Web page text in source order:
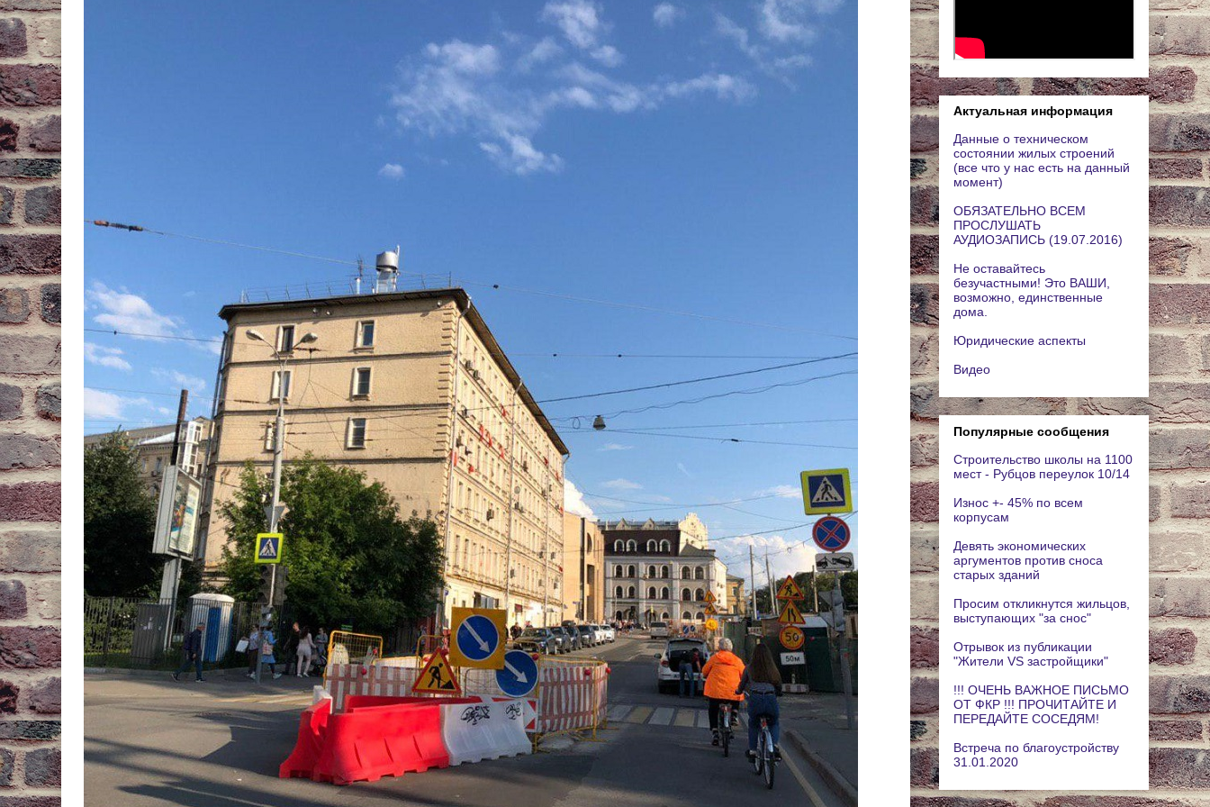
Актуальная информация
Данные о техническом
состоянии жилых строений
(все что у нас есть на данный
момент)
ОБЯЗАТЕЛЬНО ВСЕМ
ПРОСЛУШАТЬ
АУДИОЗАПИСЬ (19.07.2016)
Не оставайтесь
безучастными! Это ВАШИ,
возможно, единственные
дома.
Юридические аспекты
Видео
Популярные сообщения
Строительство школы на 1100
мест - Рубцов переулок 10/14
Износ +- 45% по всем
корпусам
Девять экономических
аргументов против сноса
старых зданий
Просим откликнутся жильцов,
выступающих "за снос"
Отрывок из публикации
"Жители VS застройщики"
!!! ОЧЕНЬ ВАЖНОЕ ПИСЬМО
ОТ ФКР !!! ПРОЧИТАЙТЕ И
ПЕРЕДАЙТЕ СОСЕДЯМ!
Встреча по благоустройству
31.01.2020